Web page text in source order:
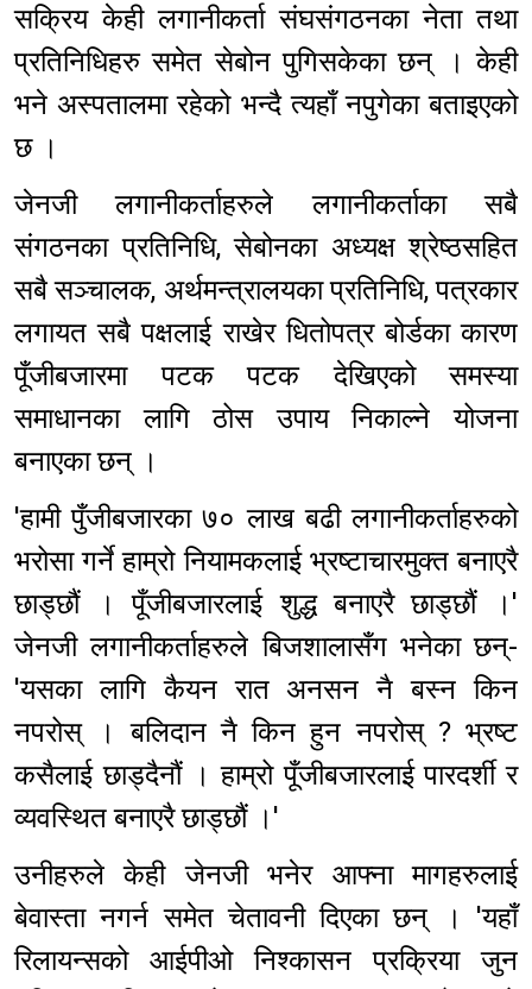
सक्रिय केही लगानीकर्ता संघसंगठनका नेता तथा
प्रतिनिधिहरु समेत सेबोन पुगिसकेका छन् । केही
भने अस्पतालमा रहेको भन्दै त्यहाँ नपुगेका बताइएको
छ ।
जेनजी लगानीकर्ताहरुले लगानीकर्ताका सबै
संगठनका प्रतिनिधि, सेबोनका अध्यक्ष श्रेष्ठसहित
सबै सञ्चालक, अर्थमन्त्रालयका प्रतिनिधि, पत्रकार
लगायत सबै पक्षलाई राखेर धितोपत्र बोर्डका कारण
पूँजीबजारमा पटक पटक देखिएको समस्या
समाधानका लागि ठोस उपाय निकाल्ने योजना
बनाएका छन् ।
'हामी पुँजीबजारका ७० लाख बढी लगानीकर्ताहरुको
भरोसा गर्ने हाम्रो नियामकलाई भ्रष्टाचारमुक्त बनाएरै
छाड्छौं । पूँजीबजारलाई शुद्ध बनाएरै छाड्छौं ।'
जेनजी लगानीकर्ताहरुले बिजशालासँग भनेका छन्-
'यसका लागि कैयन रात अनसन नै बस्न किन
नपरोस् । बलिदान नै किन हुन नपरोस् ? भ्रष्ट
कसैलाई छाड्दैनौं । हाम्रो पूँजीबजारलाई पारदर्शी र
व्यवस्थित बनाएरै छाड्छौं ।'
उनीहरुले केही जेनजी भनेर आफ्ना मागहरुलाई
बेवास्ता नगर्न समेत चेतावनी दिएका छन् । 'यहाँ
रिलायन्सको आईपीओ निश्कासन प्रक्रिया जुन